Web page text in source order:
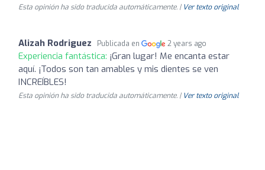
Esta opinión ha sido traducida automáticamente. | Ver texto original
Alizah Rodriguez Publicada en 2 years ago
Experiencia fantástica: ¡Gran lugar! Me encanta estar
aquí. ¡Todos son tan amables y mis dientes se ven
INCREÍBLES!
Esta opinión ha sido traducida automáticamente. | Ver texto original